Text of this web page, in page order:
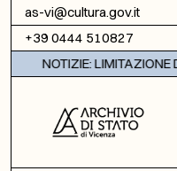
Vai al contenuto
as-vi@cultura.gov.it
+39 0444 510827
NOTIZIE: LIMITAZIONE